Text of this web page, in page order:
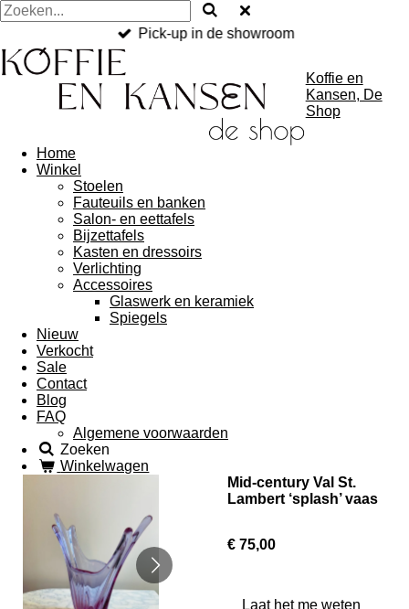
Pick-up in de showroom
Koffie en
Kansen, De
Shop
Home
Winkel
Stoelen
Fauteuils en banken
Salon- en eettafels
Bijzettafels
Kasten en dressoirs
Verlichting
Accessoires
Glaswerk en keramiek
Spiegels
Nieuw
Verkocht
Sale
Contact
Blog
FAQ
Algemene voorwaarden
Zoeken
Winkelwagen
Mid-century Val St.
Lambert ‘splash’ vaas
€ 75,00
Laat het me weten